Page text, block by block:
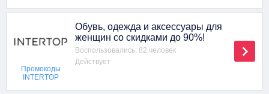
Промокоды
INTERTOP
Обувь, одежда и аксессуары для
женщин со скидками до 90%!
Воспользовались: 82 человек
Действует